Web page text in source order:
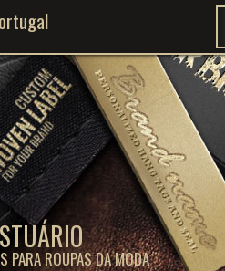
PARA ROUPAS DA MODA